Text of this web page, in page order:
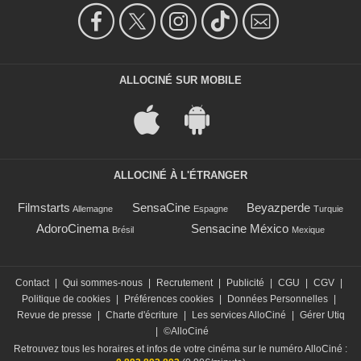
ALLOCINÉ SUR MOBILE
ALLOCINÉ À L'ÉTRANGER
Filmstarts Allemagne SensaCine Espagne Beyazperde Turquie
AdoroCinema Brésil Sensacine México Mexique
Contact Qui sommes-nous Recrutement Publicité CGU CGV
Politique de cookies
Préférences cookies Données Personnelles
Revue de presse
Charte d'écriture Les services AlloCiné
Gérer Utiq
©AlloCiné
Retrouvez tous les horaires et infos de votre cinéma sur le numéro AlloCiné :